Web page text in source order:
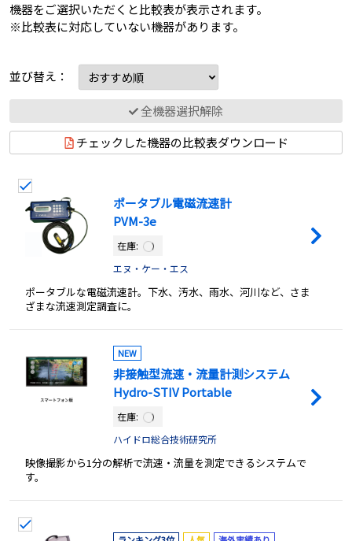
機器をご選択いただくと比較表が表示されます。
※比較表に対応していない機器があります。
並び替え：
全機器選択解除
チェックした機器の比較表ダウンロード
ポータブル電磁流速計
PVM-3e
在庫:
エヌ・ケー・エス
ポータブルな電磁流速計。下水、汚水、雨水、河川など、さま
ざまな流速測定調査に。
NEW
非接触型流速・流量計測システム
Hydro-STIV Portable
在庫:
ハイドロ総合技術研究所
映像撮影から1分の解析で流速・流量を測定できるシステムで
す。